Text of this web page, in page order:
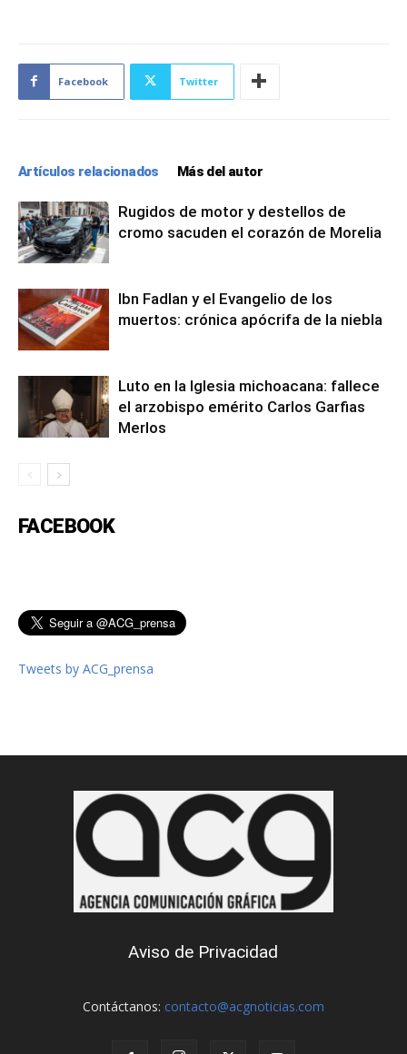
Facebook Twitter
Artículos relacionados Más del autor
Rugidos de motor y destellos de
cromo sacuden el corazón de Morelia
Ibn Fadlan y el Evangelio de los
muertos: crónica apócrifa de la niebla
Luto en la Iglesia michoacana: fallece
el arzobispo emérito Carlos Garfias
Merlos
FACEBOOK
Tweets by ACG_prensa
Aviso de Privacidad
Contáctanos: contacto@acgnoticias.com